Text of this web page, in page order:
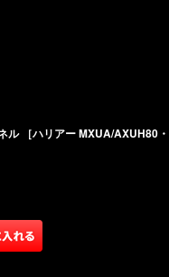
ル ［ハリアー MXUA/AXUH80・